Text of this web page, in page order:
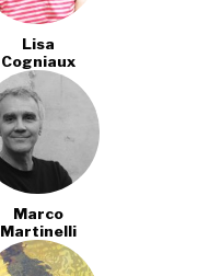
Lisa
Cogniaux
Marco
Martinelli